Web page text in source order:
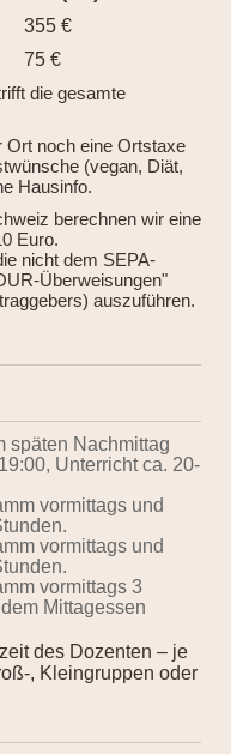
355 €
75 €
die gesamte
Ort noch eine Ortstaxe
(vegan, Diät,
Hausinfo.
berechnen wir eine
Euro.
nicht dem SEPA-
Überweisungen"
auszuführen.
späten Nachmittag
Unterricht ca. 20-
vormittags und
vormittags und
vormittags 3
Mittagessen
des Dozenten – je
, Kleingruppen oder